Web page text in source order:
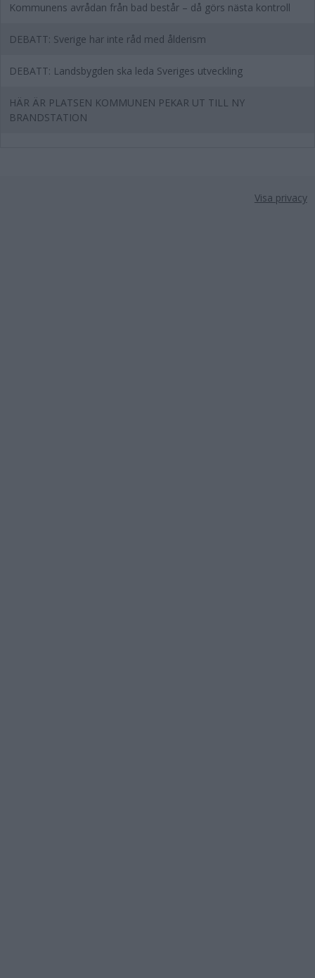
Kommunens avrådan från bad består – då görs nästa kontroll
DEBATT: Sverige har inte råd med ålderism
DEBATT: Landsbygden ska leda Sveriges utveckling
HÄR ÄR PLATSEN KOMMUNEN PEKAR UT TILL NY
BRANDSTATION
Visa privacy